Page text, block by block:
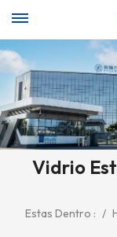
Vidrio
Estas Dentro : /